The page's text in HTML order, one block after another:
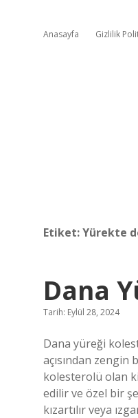
Anasayfa Gizlilik
Etiket:Yürekte
Dana
Tarih: Eylül 28, 2024
Dana yüreği
açısından
kolesterolü olan
edilir ve özel bir
kızartılır veya